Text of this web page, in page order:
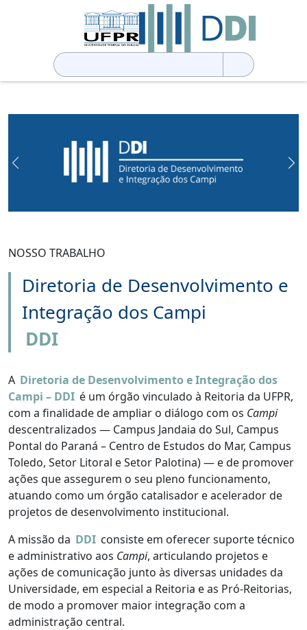
Pesquisar
por:
Previous
NOSSO TRABALHO
Diretoria de Desenvolvimento e
Integração dos Campi
DDI
A Diretoria de Desenvolvimento e Integração dos
Campi – DDI é um órgão vinculado à Reitoria da UFPR,
com a finalidade de ampliar o diálogo com os Campi
descentralizados — Campus Jandaia do Sul, Campus
Pontal do Paraná – Centro de Estudos do Mar, Campus
Toledo, Setor Litoral e Setor Palotina) — e de promover
ações que assegurem o seu pleno funcionamento,
atuando como um órgão catalisador e acelerador de
projetos de desenvolvimento institucional.
A missão da DDI consiste em oferecer suporte técnico
e administrativo aos Campi, articulando projetos e
ações de comunicação junto às diversas unidades da
Universidade, em especial a Reitoria e as Pró-Reitorias,
de modo a promover maior integração com a
administração central.